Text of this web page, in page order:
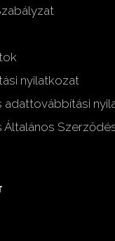
nyilatkozat
adattovábbítási
Általános